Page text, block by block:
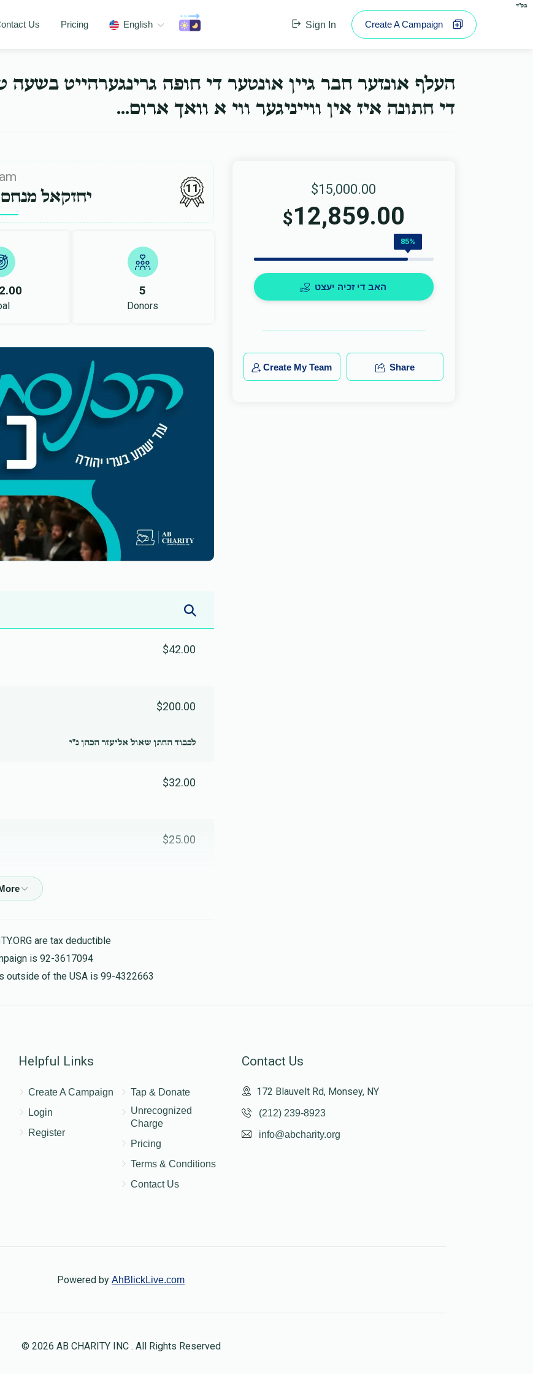
בס"ד
Us Pricing English Sign In Create A Campaign
העלף אונזער חבר גיין אונטער די חופה גרינגערהייט בשעה
די חתונה איז אין ווייניגער ווי א וואך ארום...
יחזקאל 11
5
Donors
$42.00
$200.00
לכבוד החתן שאול אליעזר הכהן נ"י
$32.00
$25.00
are tax deductible
is 92-3617094
outside of the USA is 99-4322663
$15,000.00
$12,859.00
85%
האב די זכיה יעצט
Create My Team Share
Helpful Links
Create A Campaign
Login
Register
Tap & Donate
Unrecognized
Charge
Pricing
Terms & Conditions
Contact Us
Contact Us
172 Blauvelt Rd, Monsey, NY
(212) 239-8923
info@abcharity.org
Powered by AhBlickLive.com
© 2026 AB CHARITY INC . All Rights Reserved